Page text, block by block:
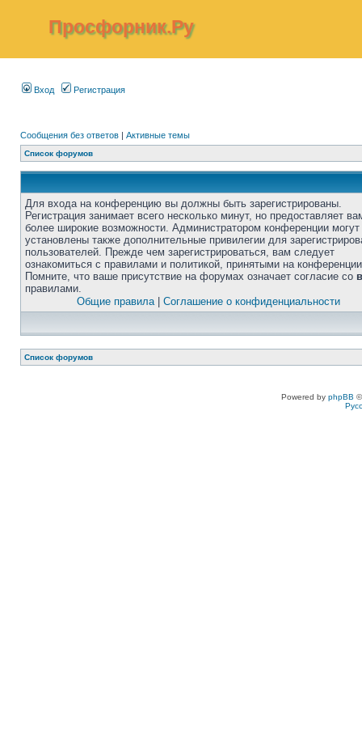
Просфорник.Ру
Вход Регистрация
Сообщения без ответов | Активные темы
Список форумов
Для входа на конференцию вы должны быть зарегистрированы.
Регистрация занимает всего несколько минут, но предоставляет
более широкие возможности. Администратором конференции
установлены также дополнительные привилегии для
пользователей. Прежде чем зарегистрироваться, вам следует
ознакомиться с правилами и политикой, принятыми на
Помните, что ваше присутствие на форумах означает согласие со
правилами.
Общие правила| Соглашение о конфиденциальности
Список форумов
Powered by phpBB